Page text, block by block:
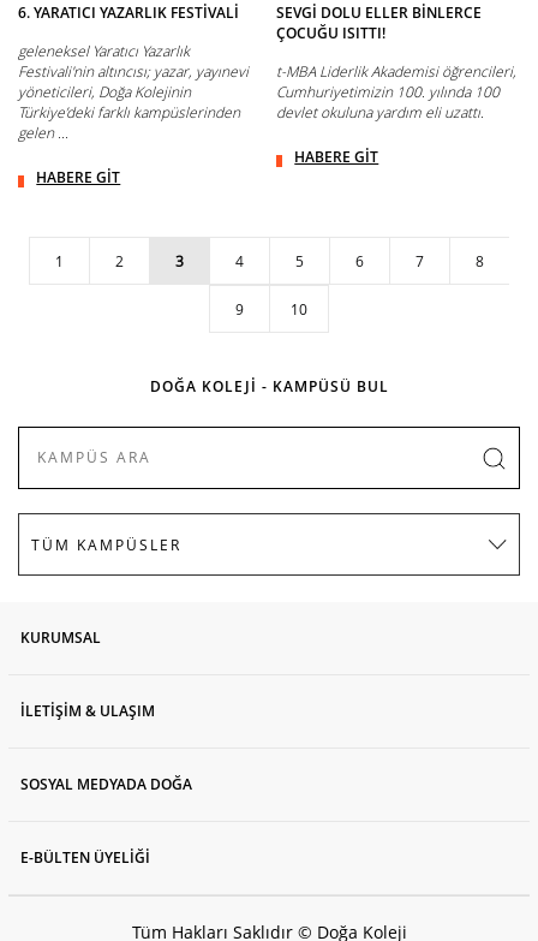
6. YARATICI YAZARLIK FESTİVALİ
geleneksel Yaratıcı Yazarlık
Festivali'nin altıncısı; yazar, yayınevi
yöneticileri, Doğa Kolejinin
Türkiye’deki farklı kampüslerinden
gelen ...
HABERE GİT
SEVGİ DOLU ELLER BİNLERCE
ÇOCUĞU ISITTI!
t-MBA Liderlik Akademisi öğrencileri,
Cumhuriyetimizin 100. yılında 100
devlet okuluna yardım eli uzattı.
HABERE GİT
1 2 3 4 5 6 7 8
9 10
DOĞA KOLEJİ - KAMPÜSÜ BUL
KURUMSAL
İLETİŞİM & ULAŞIM
SOSYAL MEDYADA DOĞA
E-BÜLTEN ÜYELİĞİ
Tüm Hakları Saklıdır © Doğa Koleji